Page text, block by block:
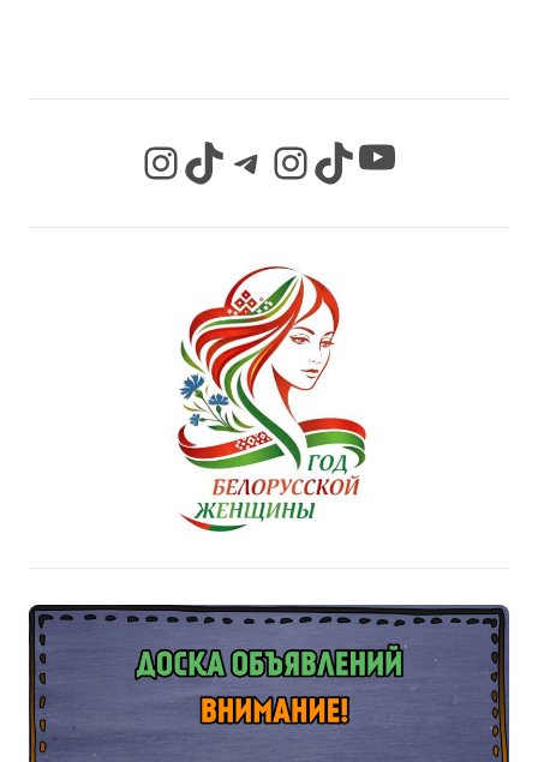
InstagramTikTok Telegram InstagramTikTok YouTube